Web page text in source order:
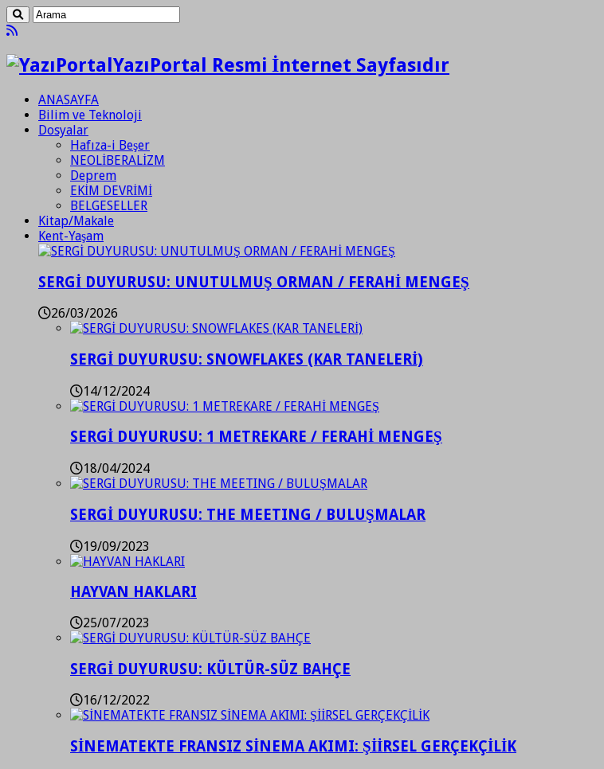
YazıPortal Resmi İnternet Sayfasıdır
ANASAYFA
Bilim ve Teknoloji
Dosyalar
Hafıza-i Beşer
NEOLİBERALİZM
Deprem
EKİM DEVRİMİ
BELGESELLER
Kitap/Makale
Kent-Yaşam
SERGİ DUYURUSU: UNUTULMUŞ ORMAN / FERAHİ MENGEŞ
26/03/2026
SERGİ DUYURUSU: SNOWFLAKES (KAR TANELERİ)
14/12/2024
SERGİ DUYURUSU: 1 METREKARE / FERAHİ MENGEŞ
18/04/2024
SERGİ DUYURUSU: THE MEETING / BULUŞMALAR
19/09/2023
HAYVAN HAKLARI
25/07/2023
SERGİ DUYURUSU: KÜLTÜR-SÜZ BAHÇE
16/12/2022
SİNEMATEKTE FRANSIZ SİNEMA AKIMI: ŞİİRSEL GERÇEKÇİLİK